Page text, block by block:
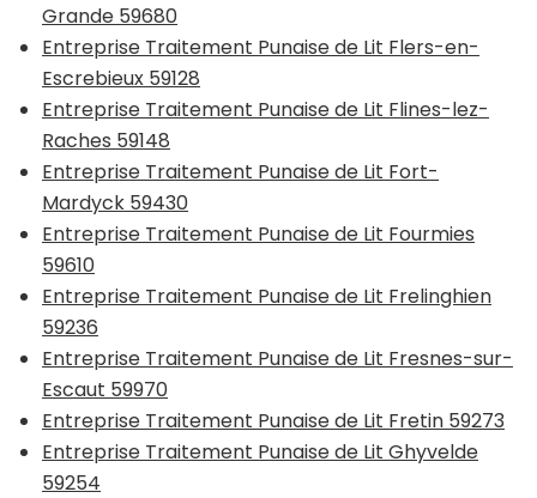
Grande 59680
Entreprise Traitement Punaise de Lit Flers-en-
Escrebieux 59128
Entreprise Traitement Punaise de Lit Flines-lez-
Raches 59148
Entreprise Traitement Punaise de Lit Fort-
Mardyck 59430
Entreprise Traitement Punaise de Lit Fourmies
59610
Entreprise Traitement Punaise de Lit Frelinghien
59236
Entreprise Traitement Punaise de Lit Fresnes-sur-
Escaut 59970
Entreprise Traitement Punaise de Lit Fretin 59273
Entreprise Traitement Punaise de Lit Ghyvelde
59254